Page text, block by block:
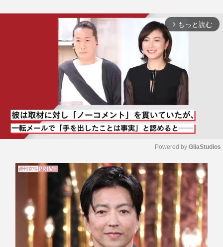
arrow_forward_ios もっと読む
M
u
t
Powered by GliaStudios